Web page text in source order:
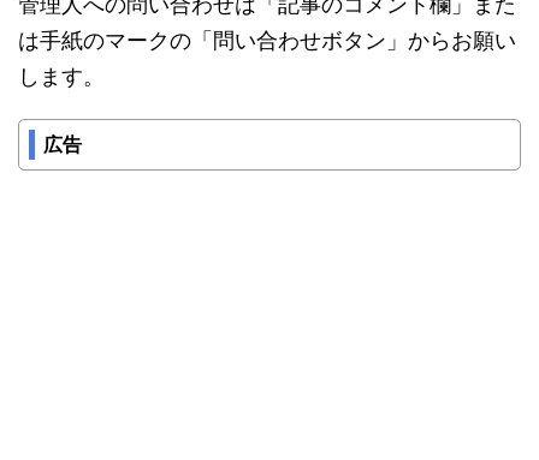
は手紙のマークの「問い合わせボタン」からお願い
します。
広告